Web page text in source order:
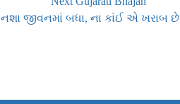
નશા જીવનમાં બધા, ના કાંઈ એ ખરાબ છે